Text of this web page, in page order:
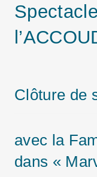
Clôture de
avec la
dans «